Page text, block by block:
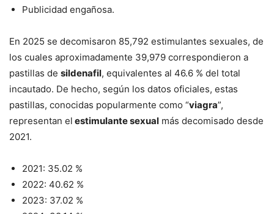
Publicidad engañosa.
En 2025 se decomisaron 85,792 estimulantes sexuales, de
los cuales aproximadamente 39,979 correspondieron a
pastillas de sildenafil, equivalentes al 46.6 % del total
incautado. De hecho, según los datos oficiales, estas
pastillas, conocidas popularmente como “viagra”,
representan el estimulante sexual más decomisado desde
2021.
2021: 35.02 %
2022: 40.62 %
2023: 37.02 %